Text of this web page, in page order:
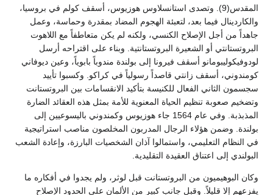
المقدس(9). وتصدى استانسلاوس هوزيوس، أسقف كولم في بروسيا،
والكاردينال فيما بعد، لتعبئة الهجوم المضاد بمقدرة وحماسة، وعمل
جاهداً من أجل الإصلاح الكنسي، ولكنه لم يكن متعاطفاً مع اللاهوت
البروتستانتي أو الشعيرة البروتستانتية. وبناء على اقتراحه أرسل
لودوفيكوليبومانو أسقف فيرونا إلى بولندة مندوباً بابوياً، وعين ديوفاني
كومندوني، أسقف زانتي قاصداً رسولياً في كراكو. وكسبوا تأييد
سجسمون الثاني الفعال للكنيسة بتأكيد الانقسامات بين البروتستانت
وتضخيم صعوبة تنظيم الحياة المعنوية للأمة بمثل هذه العقائد الضارة
المذبذبة. وفي عام 1564 جاء هوزيوس وكمندوني باليسوعيين إلى
بولندة. وضمن هؤلاء الرجال المدربون المخلصون مناصب استراتيجية
في النظام التعليمي، واستمالوا آذان الشخصيات البارزة، وإعادة الشعب
البولندي إلى اعتناق العقيدة التقليدية.
وكان البوهيميون من البروتستانت قبل لوثر، ولم يجدوا في أفكاره ما
يفزعهم إلا قليلاً. وقبل جانب كبير من الألمان على الحدود الإصلاح